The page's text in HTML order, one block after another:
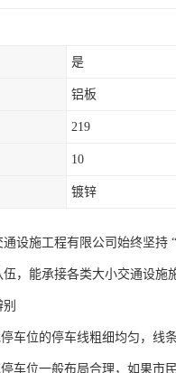
是
铝板
219
10
镀锌
通设施工程有限公司始终坚持
，能承接各类大小交通设施
车位的停车线粗细均匀，线
车位一般布局合理，如果市